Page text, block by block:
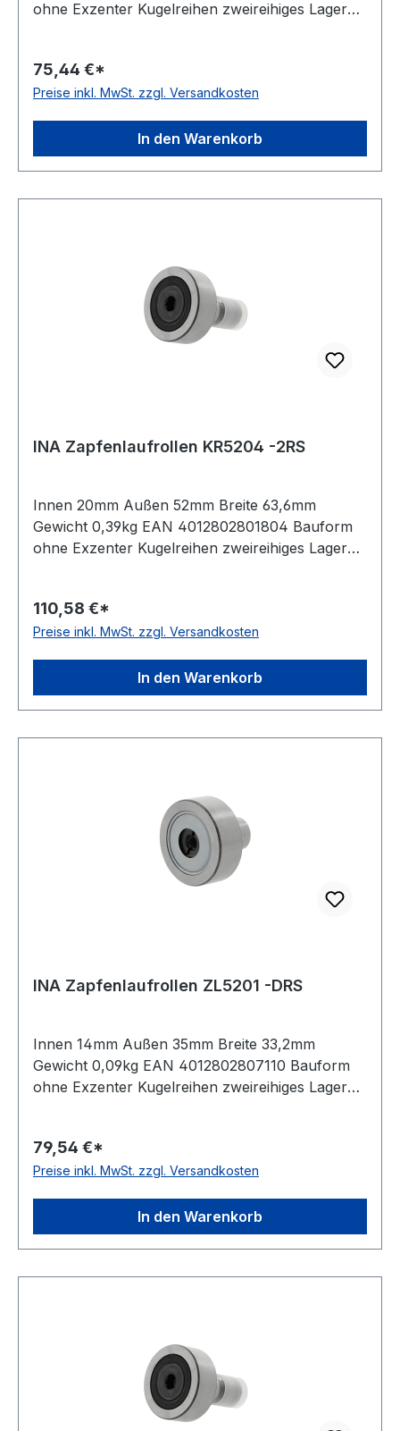
ohne Exzenter Kugelreihen zweireihiges Lager
schleifende Dichtung Temperaturbereich -20 bis
+120 °C
75,44 €*
Preise inkl. MwSt. zzgl. Versandkosten
In den Warenkorb
INA Zapfenlaufrollen KR5204 -2RS
Innen 20mm Außen 52mm Breite 63,6mm
Gewicht 0,39kg EAN 4012802801804 Bauform
ohne Exzenter Kugelreihen zweireihiges Lager
+120 °C Dichtung beidseitig Lippendichtung
110,58 €*
Preise inkl. MwSt. zzgl. Versandkosten
In den Warenkorb
INA Zapfenlaufrollen ZL5201 -DRS
Innen 14mm Außen 35mm Breite 33,2mm
Gewicht 0,09kg EAN 4012802807110 Bauform
ohne Exzenter Kugelreihen zweireihiges Lager
schleifende Dichtung Temperaturbereich -20 bis
+120 °C
79,54 €*
Preise inkl. MwSt. zzgl. Versandkosten
In den Warenkorb